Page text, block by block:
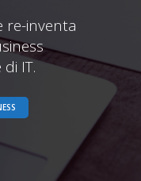
re-inventa
IT.